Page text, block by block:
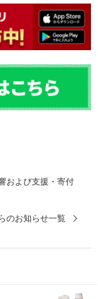
および支援・寄付
のお知らせ一覧